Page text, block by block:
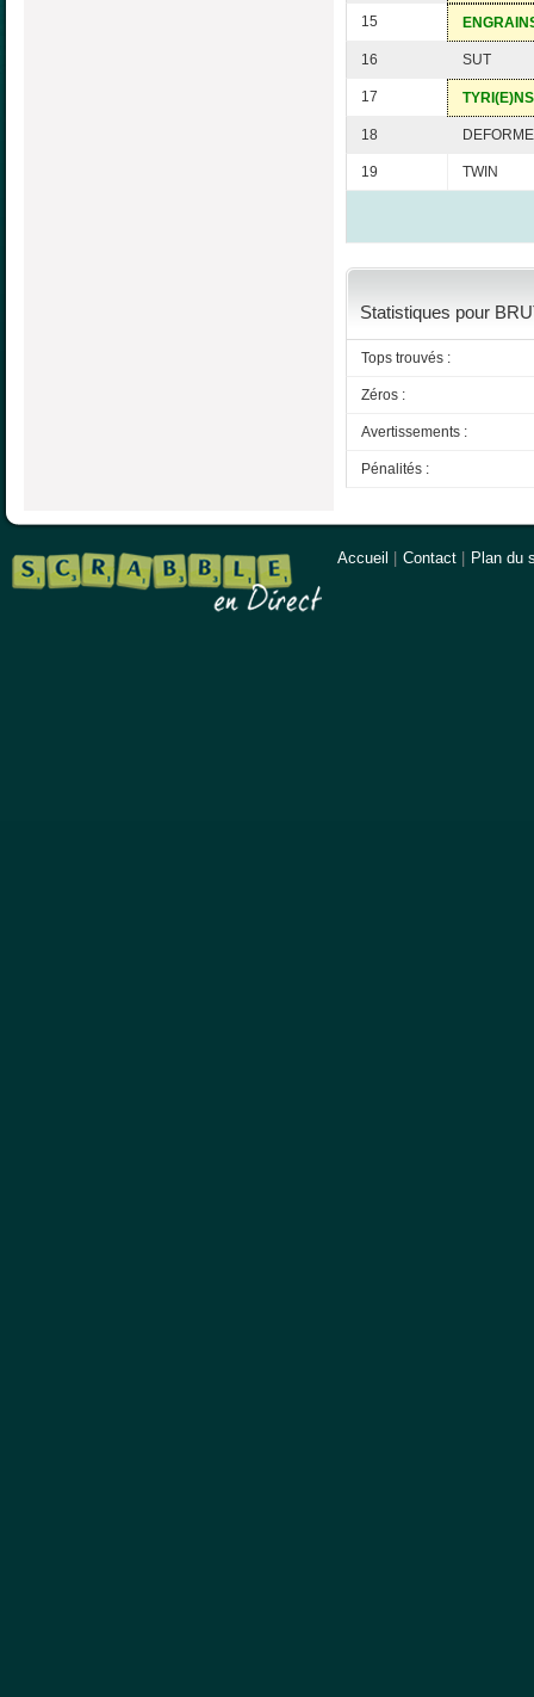
15
16 SUT
17 TYRI(E)NS
18
19 TWIN
Statistiques pour
Tops trouvés :
Zéros :
Avertissements :
Pénalités :
Accueil Contact Plan du